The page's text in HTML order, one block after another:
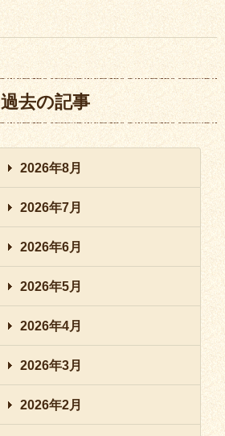
過去の記事
2026年8月
2026年7月
2026年6月
2026年5月
2026年4月
2026年3月
2026年2月